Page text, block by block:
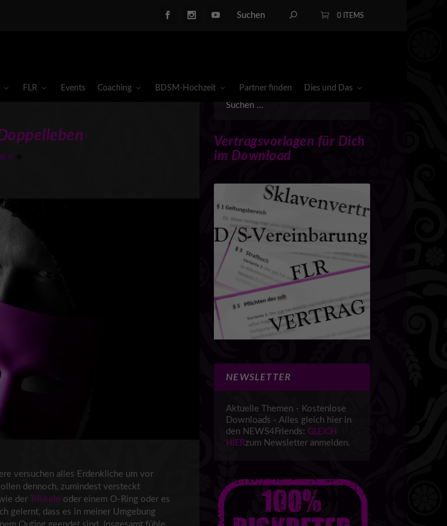
0 ITEMS
FLR Events Coaching BDSM-Hochzeit Partner finden Dies und Das
versuchen alles Erdenkliche um vor
dennoch, zumindest versteckt
der
Triskele oder einem O-Ring oder es
gelernt, dass es in meiner Umgebung
Vertragsvorlagen für Dich
im Download
NEWSLETTER
Aktuelle Themen - Kostenlose
Downloads - Alles gleich hier in
den NEWS4Friends:GLEICH
HIERzum Newsletter anmelden.